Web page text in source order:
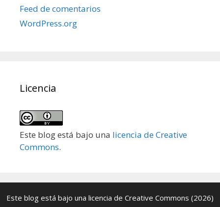
Feed de comentarios
WordPress.org
Licencia
Este blog está bajo una licencia de Creative
Commons.
Este blog está bajo una licencia de Creative Commons (2026)